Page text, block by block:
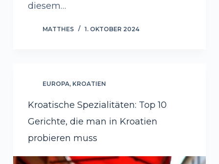
diesem…
MATTHES 1. OKTOBER 2024
EUROPA, KROATIEN
Kroatische Spezialitäten: Top 10
Gerichte, die man in Kroatien
probieren muss